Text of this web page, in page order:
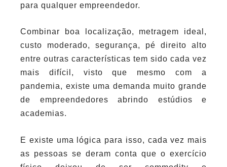
para qualquer empreendedor.
Combinar boa localização, metragem ideal,
custo moderado, segurança, pé direito alto
entre outras características tem sido cada vez
mais difícil, visto que mesmo com a
pandemia, existe uma demanda muito grande
de empreendedores abrindo estúdios e
academias.
E existe uma lógica para isso, cada vez mais
as pessoas se deram conta que o exercício